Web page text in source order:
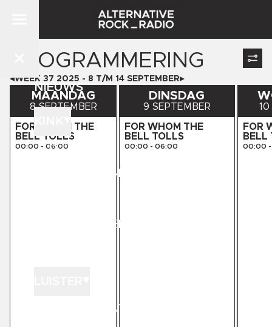
NIEUWS
DJ'S
PROGRAMMERING
KINK PRESENTS
LUISTER LIVE
PROGRAMMERING
WEEK 37 2025 - 8 T/M 14 SEPTEMBER
MAANDAG
8 SEPTEMBER
FOR WHOM THE
BELL TOLLS
00:00 - 06:00
DINSDAG
9 SEPTEMBER
FOR WHOM THE
BELL TOLLS
00:00 - 06:00
10
FOR
BELL
00:00 -